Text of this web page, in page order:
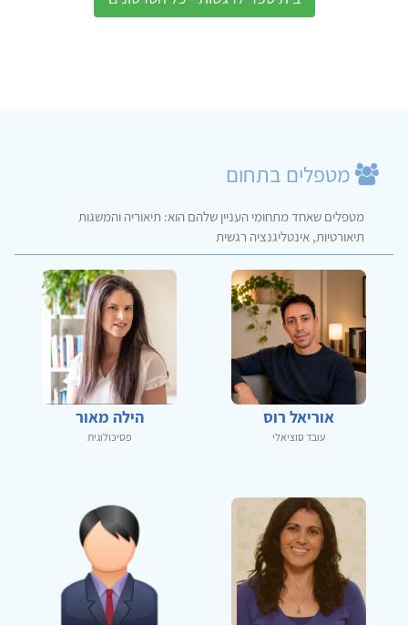
מטפלים בתחום
מטפלים שאחד מתחומי העניין שלהם הוא: תיאוריה והמשגות
תיאורטיות, אינטליגנציה רגשית
אוריאל רוס
עובד סוציאלי
הילה מאור
פסיכולוגית